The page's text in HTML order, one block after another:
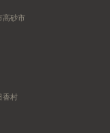
高砂市
香村